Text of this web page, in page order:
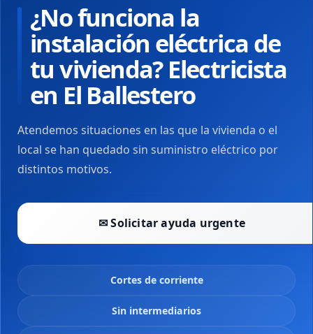
¿No funciona la
instalación eléctrica de
tu vivienda? Electricista
en El Ballestero
Atendemos situaciones en las que la vivienda o el
local se han quedado sin suministro eléctrico por
distintos motivos.
✉ Solicitar ayuda urgente
Cortes de corriente
Sin intermediarios